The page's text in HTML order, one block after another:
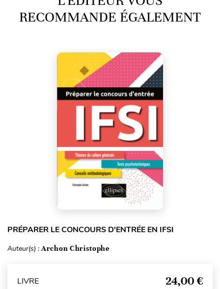
RECOMMANDE ÉGALEMENT
PRÉPARER LE CONCOURS D'ENTRÉE EN IFSI
Auteur(s) :Archon Christophe
LIVRE 24,00 €